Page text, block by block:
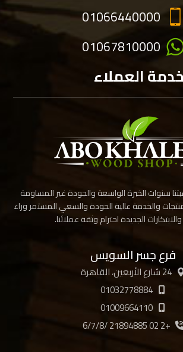
01066440000
01067810000
خدمة العملاء
1984، أكسبتنا سنوات الخبرة الواسعة والجودة غير المساومة
والخدمة عالية الجودة والسعي المستمر وراء
الجديدة احترام وثقة عملائنا.
فرع جسر السويس
24 شارع الأربعين، القاهرة
01032778884
01009664110
+2 02 21894885 /6/7/8